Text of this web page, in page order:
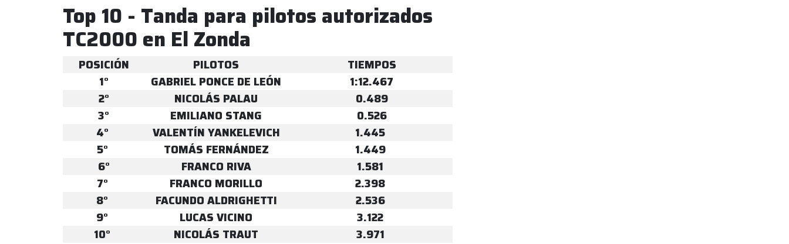
Top 10 - Tanda para pilotos autorizados
TC2000 en El Zonda
POSICIÓN PILOTOS
TIEMPOS
1°
GABRIEL PONCE DE LEÓN
1:12.467
2°
NICOLÁS PALAU
0.489
3°
EMILIANO STANG
0.526
4°
VALENTÍN YANKELEVICH
1.445
5°
TOMÁS FERNÁNDEZ
1.449
6°
FRANCO RIVA
1.581
7°
FRANCO MORILLO
2.398
8°
FACUNDO ALDRIGHETTI
2.536
9°
LUCAS VICINO
3.122
10°
NICOLÁS TRAUT
3.971